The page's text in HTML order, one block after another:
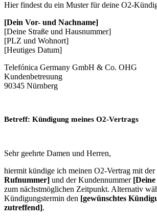
Hier findest du ein Muster für deine O2-
[Dein Vor- und Nachname]
[Deine Straße und Hausnummer]
[PLZ und Wohnort]
[Heutiges Datum]
Telefónica Germany GmbH & Co. OHG
Kundenbetreuung
90345 Nürnberg
Betreff: Kündigung meines O2-Vertrags
Sehr geehrte Damen und Herren,
hiermit kündige ich meinen O2-Vertrag mit
Rufnummer] und der Kundennummer
zum nächstmöglichen Zeitpunkt. Alternativ
Kündigungstermin den [gewünschtes
zutreffend].